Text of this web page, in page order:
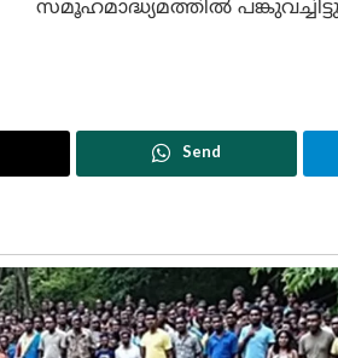
സമൂഹമാദ്ധ്യമത്തിൽ
Send